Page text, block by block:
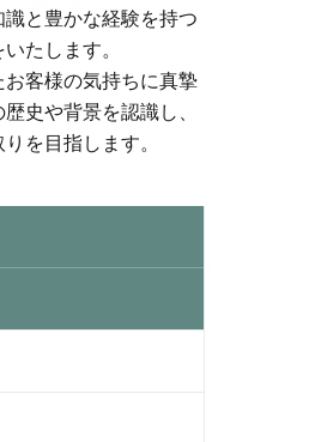
と豊かな経験を持つ
たします。
客様の気持ちに真摯
史や背景を認識し、
を目指します。